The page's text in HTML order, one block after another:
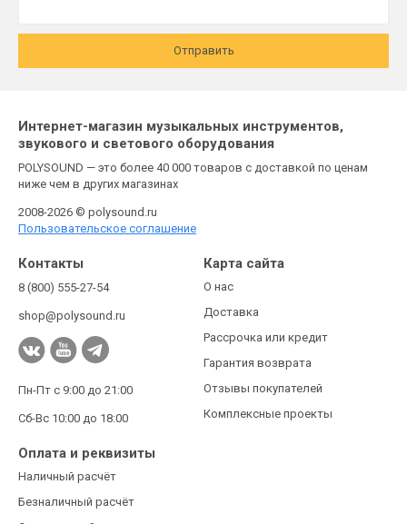
Отправить
Интернет-магазин музыкальных инструментов,
звукового и светового оборудования
POLYSOUND — это более 40 000 товаров с доставкой по ценам
ниже чем в других магазинах
2008-2026 © polysound.ru
Пользовательское соглашение
Контакты
8 (800) 555-27-54
shop@polysound.ru
Пн-Пт с 9:00 до 21:00
Сб-Вс 10:00 до 18:00
Карта сайта
О нас
Доставка
Рассрочка или кредит
Гарантия возврата
Отзывы покупателей
Комплексные проекты
Оплата и реквизиты
Наличный расчёт
Безналичный расчёт